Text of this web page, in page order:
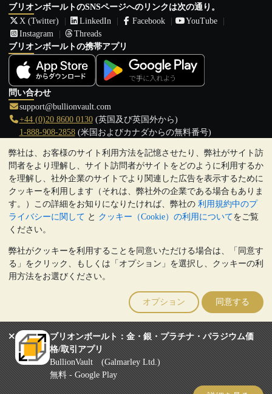
弊社は、お客様のサイト利用方法を記憶させたり、弊社がサイト訪
問者をより理解し、サイト訪問者がサイトをどのように利用するか
を理解し、社外企業のサイトでより関連した広告を表示するために
クッキーを利用します（それは、弊社外の企業である場合もありま
す。）この詳細をお知りになりたければ、弊社の 利用規約中のプ
ライバシーに関して と クッキー（Cookie）の利用についてをご覧
ください。
弊社がクッキーを利用することを同意いただける場合は、「同意す
る」をクリック、もしくは「オプション」を選択し、クッキーの利
用方法をお選びください。
オプション 同意する
ブリオンボールト：金・銀・プラチナ・パラジウム価
格/取引アプリ
BullionVault (Galmarley Ltd.)
無料 - Google Play
ブリオンボールトのSNSページへのリンクは次の通り。
X (Twitter)
LinkedIn Facebook
YouTube
Instagram
Threads
ブリオンボールトの携帯アプリ
問い合わせ
support@bullionvault.com
+44 (0)20 8600 0130(英国及び英国外から)
1-888-908-2858(米国およびカナダからの無料番号)
クリックして通話を開始
営業時間:
9:00～20:30 (英国), 月曜日から金曜日
17:00～2:30（日本時間）, 月曜日から金曜日
Galmarley Ltd T/A BullionVault
3 Shortlands (7th Floor)
London
W6 8DA
United Kingdom
貴金属の価値は下落することもあれば上昇することもありま
す。過去の傾向は、将来の価格の動きを保証するものではありませ
ん。BullionVaultのウェブサイト上、もしくはBullionVaultとのコミ
ュニケーション上のいかなる内容も、投資に関する助言ではありま
せん。顧客は、金及び銀地金を所有することが適切かどうかを判断
するために、専門家の助言を求めることをお勧めします。
Galmarley Ltd, trading as BullionVault, registered in England and Wales
4943684